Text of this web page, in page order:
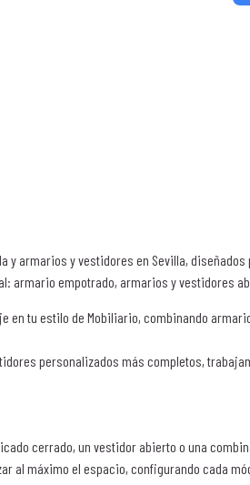
y armarios y vestidores en Sevilla,
armario empotrado, armarios y
en tu estilo de Mobiliario, combinando
personalizados más completos,
cerrado, un vestidor abierto o una
al máximo el espacio, configurando cada